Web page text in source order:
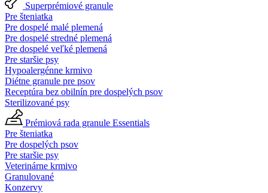
Superprémiové granule
Pre šteniatka
Pre dospelé malé plemená
Pre dospelé stredné plemená
Pre dospelé veľké plemená
Pre staršie psy
Hypoalergénne krmivo
Diétne granule pre psov
Receptúra bez obilnín pre dospelých psov
Sterilizované psy
Prémiová rada granule Essentials
Pre šteniatka
Pre dospelých psov
Pre staršie psy
Veterinárne krmivo
Granulované
Konzervy